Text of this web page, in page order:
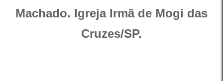
Machado. Igreja Irmã de Mogi das
Cruzes/SP.